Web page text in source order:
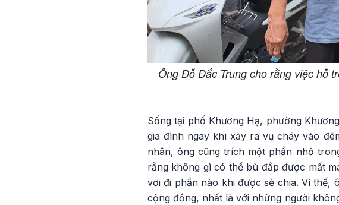
Ông Đỗ Đắc Trung cho rằng việc hỗ
Sống tại phố Khương Hạ, phường
gia đình ngay khi xảy ra vụ cháy vào
nhân, ông cũng trích một phần nhỏ
rằng không gì có thể bù đắp được mất
vơi đi phần nào khi được sẻ chia. Vì thế,
cộng đồng, nhất là với những người